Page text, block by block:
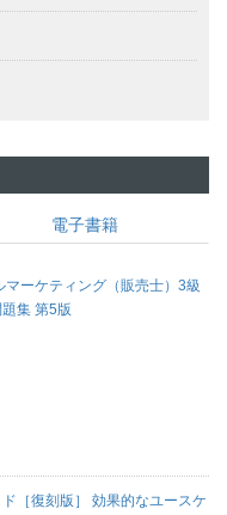
電子書籍
マーケティング（販売士）3級
集 第5版
［復刻版］ 効果的なユースケ